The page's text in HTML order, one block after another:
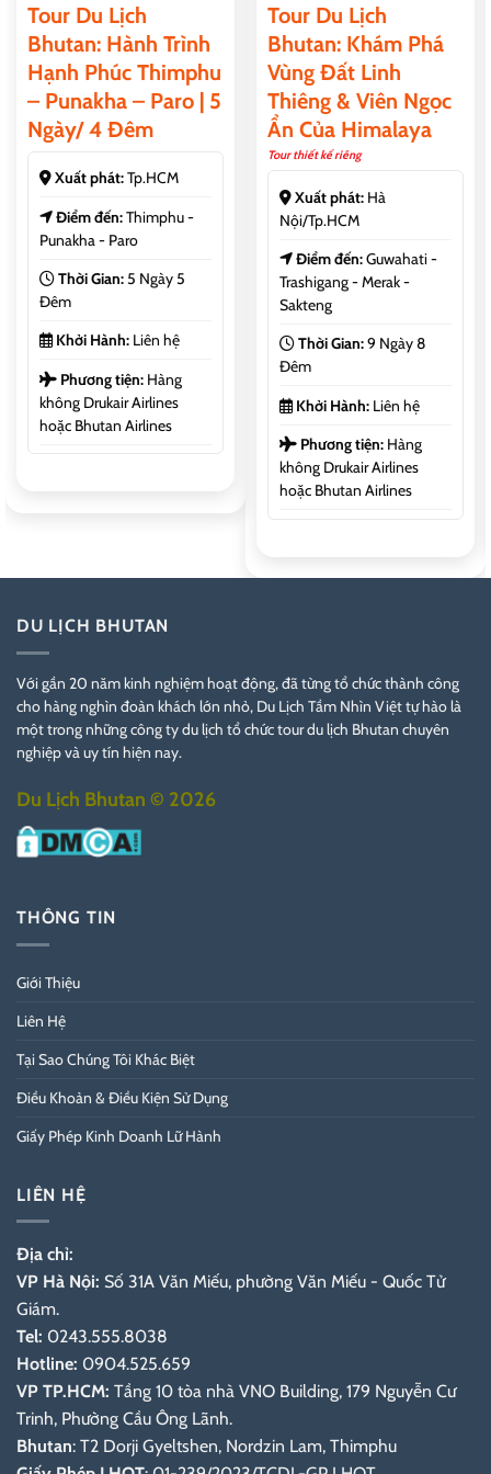
Tour Du Lịch
Bhutan: Hành Trình
Hạnh Phúc Thimphu
– Punakha – Paro | 5
Ngày/ 4 Đêm
Xuất phát:Tp.HCM
Điểm đến:Thimphu -
Punakha - Paro
Thời Gian:5 Ngày 5
Đêm
Khởi Hành:Liên hệ
Phương tiện:Hàng
không Drukair Airlines
hoặc Bhutan Airlines
Tour Du Lịch
Bhutan: Khám Phá
Vùng Đất Linh
Thiêng & Viên Ngọc
Ẩn Của Himalaya
Tour thiết kế riêng
Xuất phát:Hà
Nội/Tp.HCM
Điểm đến:Guwahati -
Trashigang - Merak -
Sakteng
Thời Gian:9 Ngày 8
Đêm
Khởi Hành:Liên hệ
Phương tiện:Hàng
không Drukair Airlines
hoặc Bhutan Airlines
DU LỊCH BHUTAN
Với gần 20 năm kinh nghiệm hoạt động, đã từng tổ chức thành công
cho hàng nghìn đoàn khách lớn nhỏ, Du Lịch Tầm Nhìn Việt tự hào là
một trong những công ty du lịch tổ chức tour du lịch Bhutan chuyên
nghiệp và uy tín hiện nay.
Du Lịch Bhutan © 2026
THÔNG TIN
Giới Thiệu
Liên Hệ
Tại Sao Chúng Tôi Khác Biệt
Điều Khoản & Điều Kiện Sử Dụng
Giấy Phép Kinh Doanh Lữ Hành
LIÊN HỆ
Địa chỉ:
VP Hà Nội: Số 31A Văn Miếu, phường Văn Miếu - Quốc Tử
Giám.
Tel: 0243.555.8038
Hotline: 0904.525.659
VP TP.HCM: Tầng 10 tòa nhà VNO Building, 179 Nguyễn Cư
Trinh, Phường Cầu Ông Lãnh.
Bhutan: T2 Dorji Gyeltshen, Nordzin Lam, Thimphu